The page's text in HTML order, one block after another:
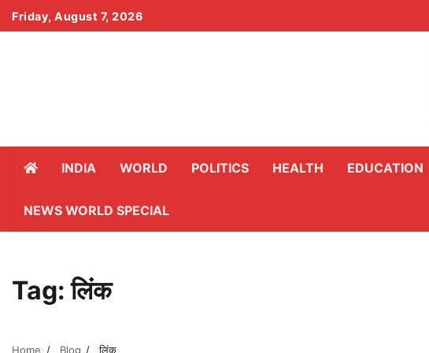
Skip
to
Friday, August 7, 2026
INDIA WORLD POLITICS HEALTH EDUCATION
NEWS WORLD SPECIAL
Tag:लिंक
Home Blog लिंक